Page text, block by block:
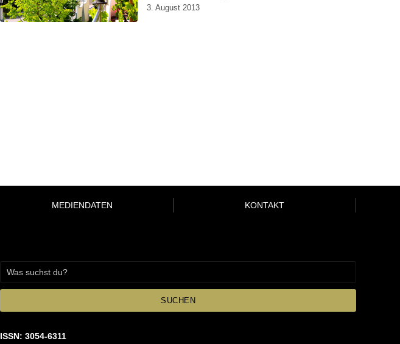
3. August 2013
MEDIENDATEN KONTAKT
SUCHEN
ISSN: 3054-6311